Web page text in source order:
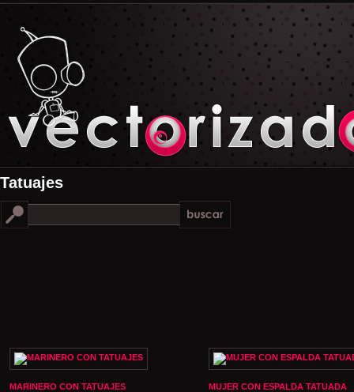
Tatuajes
MARINERO CON TATUAJES MUJER CON ESPALDA TATUADA